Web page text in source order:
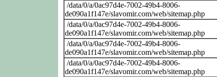
/data/0/a/0ac97d4e-7002-49b4-8006-
de090a1f147e/slavomir.com/web/sitemap.php
/data/0/a/0ac97d4e-7002-49b4-8006-
de090a1f147e/slavomir.com/web/sitemap.php
/data/0/a/0ac97d4e-7002-49b4-8006-
de090a1f147e/slavomir.com/web/sitemap.php
/data/0/a/0ac97d4e-7002-49b4-8006-
de090a1f147e/slavomir.com/web/sitemap.php